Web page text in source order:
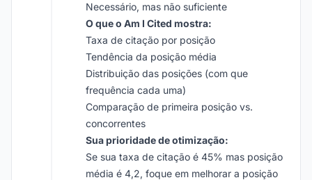
Necessário, mas não suficiente
O que o Am I Cited mostra:
Taxa de citação por posição
Tendência da posição média
Distribuição das posições (com que
frequência cada uma)
Comparação de primeira posição vs.
concorrentes
Sua prioridade de otimização:
Se sua taxa de citação é 45% mas posição
média é 4,2, foque em melhorar a posição